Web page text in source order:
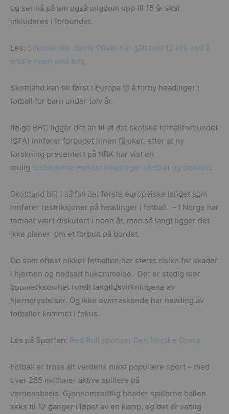
og ser nå på om også ungdom opp til 15 år skal
inkluderes i forbundet.
Les: Stjernekokk Jamie Oliver har gått ned 12 kilo ved å
endre noen små ting
Skottland kan bli først i Europa til å forby headinger i
fotball for barn under tolv år.
Ifølge BBC ligger det an til at det skotske fotballforbundet
(SFA) innfører forbudet innen få uker, etter at ny
forskning presentert på NRK har vist en
mulig forbindelse mellom headinger i fotball og demens.
Skottland blir i så fall det første europeiske landet som
innfører restriksjoner på headinger i fotball. – I Norge har
temaet vært diskutert i noen år, men så langt ligger det
ikke planer om et forbud på bordet.
De som oftest nikker fotballen har større risiko for skader
i hjernen og nedsatt hukommelse. Det er stadig mer
oppmerksomhet rundt langtidsvirkningene av
hjernerystelser. Og ikke overraskende har heading av
fotballer kommet i fokus.
Les på Sporten: Red Bull sponser Den Norske Opera
Fotball er tross alt verdens mest populære sport – med
over 265 millioner aktive spillere på
verdensbasis. Gjennomsnittlig header spillerne ballen
seks til 12 ganger i løpet av en kamp, og det er vanlig